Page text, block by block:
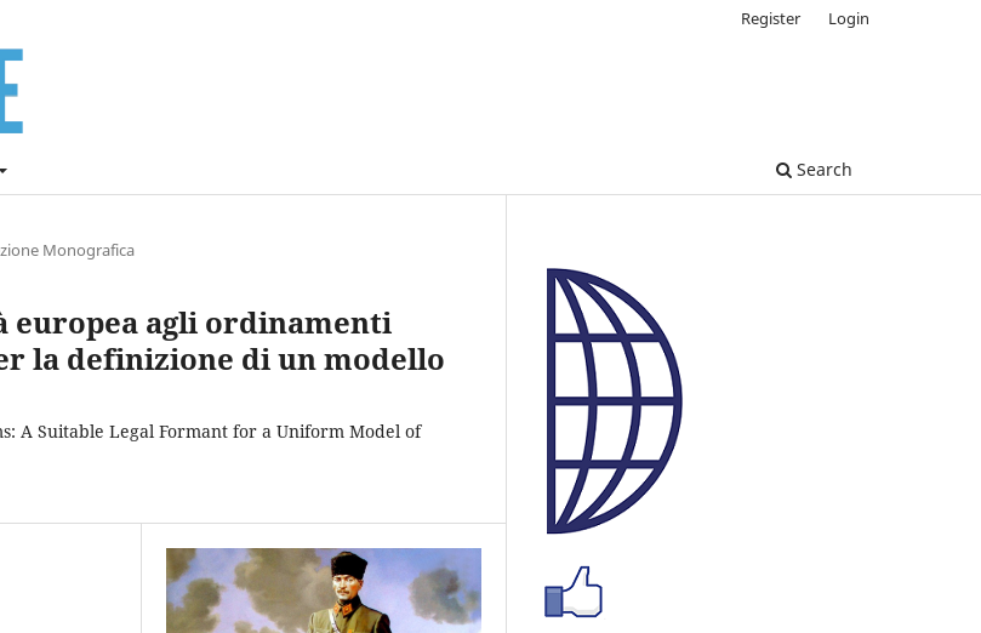
Search
Register Login
Monografica
europea agli ordinamenti
la definizione di un modello
A Suitable Legal Formant for a Uniform Model of